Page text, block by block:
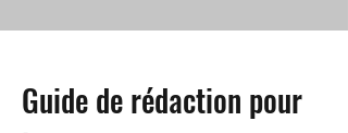
Guide de rédaction pour